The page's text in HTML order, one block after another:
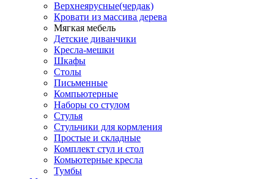
Верхнеярусные(чердак)
Кровати из массива дерева
Мягкая мебель
Детские диванчики
Кресла-мешки
Шкафы
Столы
Письменные
Компьютерные
Наборы со стулом
Стулья
Стульчики для кормления
Простые и складные
Комплект стул и стол
Комьютерные кресла
Тумбы